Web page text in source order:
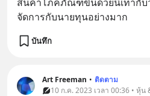
จัดการกับนายทุนอย่างมาก
บันทึก
Art Freeman • ติดตาม
10 ก.ค. 2023 เวลา 00:36 • หุ้น